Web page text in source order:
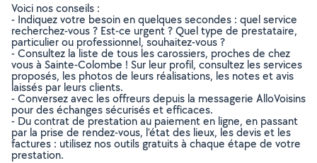
Voici nos conseils :
- Indiquez votre besoin en quelques secondes : quel service
recherchez-vous ? Est-ce urgent ? Quel type de prestataire,
particulier ou professionnel, souhaitez-vous ?
- Consultez la liste de tous les carossiers, proches de chez
vous à Sainte-Colombe ! Sur leur profil, consultez les services
proposés, les photos de leurs réalisations, les notes et avis
laissés par leurs clients.
- Conversez avec les offreurs depuis la messagerie AlloVoisins
pour des échanges sécurisés et efficaces.
- Du contrat de prestation au paiement en ligne, en passant
par la prise de rendez-vous, l’état des lieux, les devis et les
factures : utilisez nos outils gratuits à chaque étape de votre
prestation.